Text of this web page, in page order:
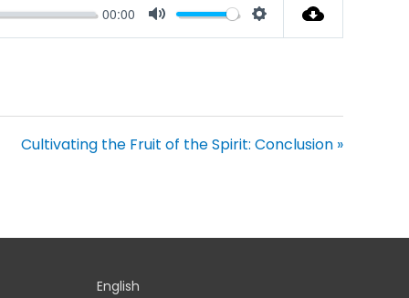
00:00
Mute Settings
Cultivating the Fruit of the Spirit: Conclusion »
English